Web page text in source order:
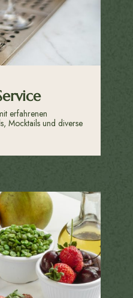
erfahrenen
Mocktails und diverse